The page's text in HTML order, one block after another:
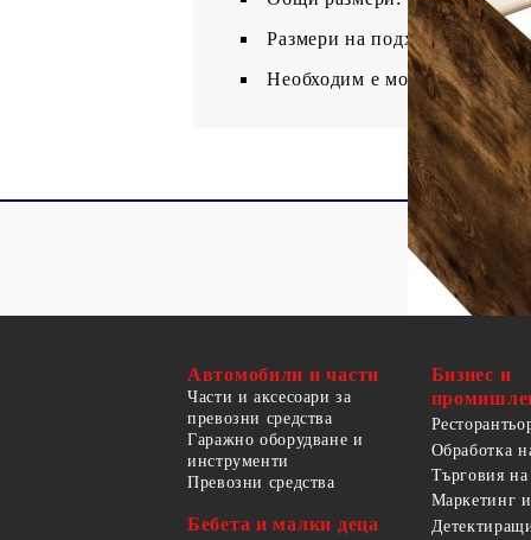
Размери на подходящ
Необходим е монтаж
Автомобили и части
Части и аксесоари за
превозни средства
Гаражно оборудване и
инструменти
Превозни средства
Бебета и малки деца
Бизнес и
Обработка
Търговия
Маркетинг